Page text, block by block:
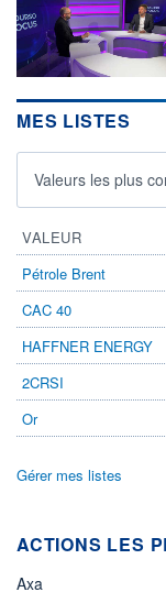
MES LISTES
Valeurs les plus
VALEUR
Pétrole Brent
CAC 40
HAFFNER ENERGY
2CRSI
Or
Gérer mes listes
ACTIONS LES
Axa